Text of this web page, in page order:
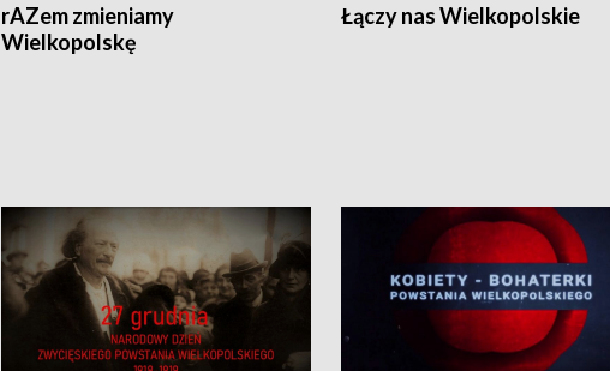
rAZem zmieniamy
Wielkopolskę
Łączy nas Wielkopolskie